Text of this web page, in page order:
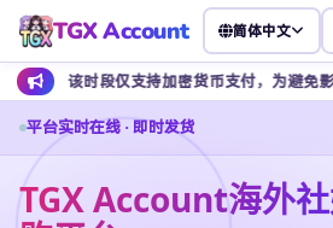
TGX Account 简体中文
支持加密货币支付，为避免影响正常下单，
平台实时在线 · 即时发货
TGX Account海外